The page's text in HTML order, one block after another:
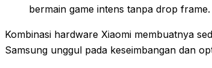
bermain game intens tanpa drop frame.
Kombinasi hardware Xiaomi membuatnya
Samsung unggul pada keseimbangan dan